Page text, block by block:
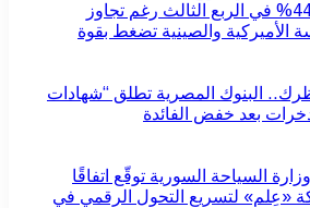
أرباح نيسان تهبط 44% في الربع الثالث رغم تجاوز
الأميركية والصينية تضغط بقوة
البنوك المصرية تطلق “شهادات
بعد خفض الفائدة
السياحة السورية توقّع اتفاقًا
«عِلم» لتسريع التحول الرقمي في